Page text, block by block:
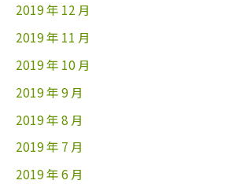
2019 年 12 月
2019 年 11 月
2019 年 10 月
2019 年 9 月
2019 年 8 月
2019 年 7 月
2019 年 6 月